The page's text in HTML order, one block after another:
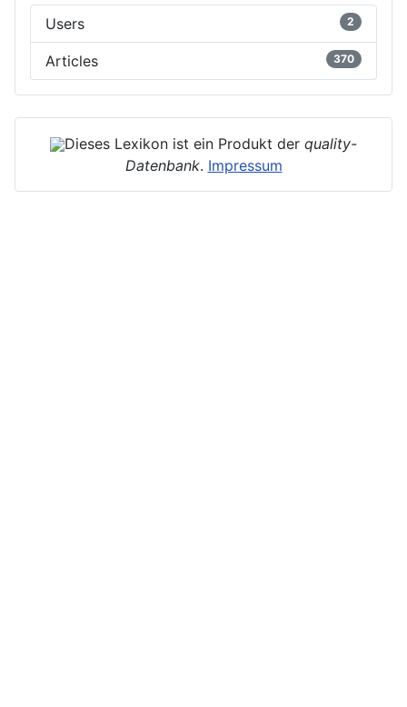
Users 2
Articles 370
Dieses Lexikon ist ein Produkt der quality-
Datenbank. Impressum